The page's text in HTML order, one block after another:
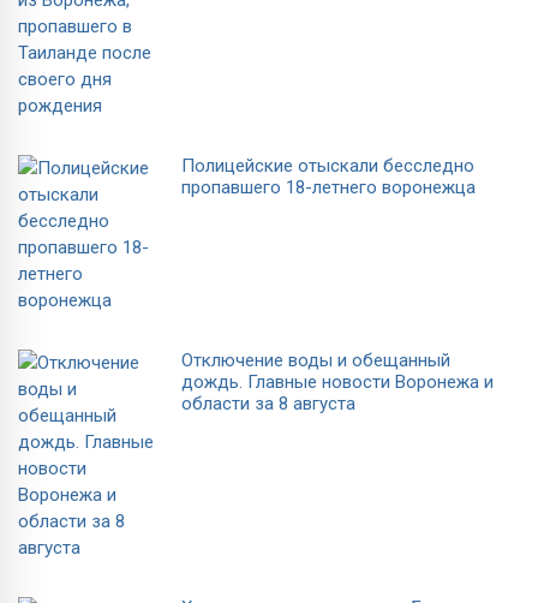
Полицейские отыскали бесследно
пропавшего 18-летнего воронежца
Отключение воды и обещанный
дождь. Главные новости Воронежа и
области за 8 августа